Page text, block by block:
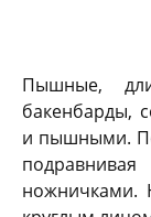
Пышные,
бакенбарды,
и пышными.
ножничками.